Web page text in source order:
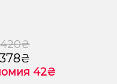
420₴
378₴
42₴